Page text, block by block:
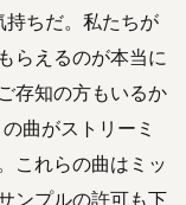
持ちだ。私たちが
らえるのが本当に
存知の方もいるか
曲がストリーミ
これらの曲はミッ
ンプルの許可も下